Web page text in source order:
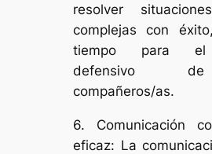
resolver
complejas con
tiempo para el
defensivo
compañeros/as.
6. Comunicación
eficaz: La